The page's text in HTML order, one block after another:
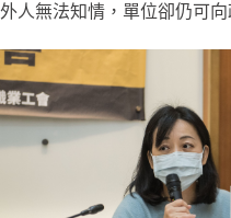
外人無法知情，單位卻仍可向